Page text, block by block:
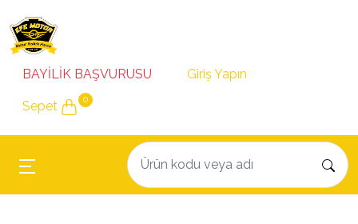
BAYİLİK BAŞVURUSU Giriş Yapın
Sepet 0